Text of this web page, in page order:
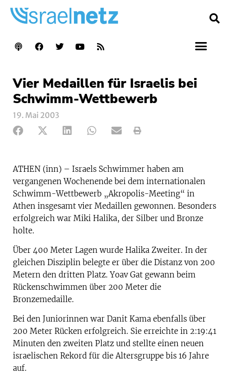
Vier Medaillen für Israelis bei
Schwimm-Wettbewerb
19. Mai 2003
ATHEN (inn) – Israels Schwimmer haben am
vergangenen Wochenende bei dem internationalen
Schwimm-Wettbewerb „Akropolis-Meeting“ in
Athen insgesamt vier Medaillen gewonnen. Besonders
erfolgreich war Miki Halika, der Silber und Bronze
holte.
Über 400 Meter Lagen wurde Halika Zweiter. In der
gleichen Disziplin belegte er über die Distanz von 200
Metern den dritten Platz. Yoav Gat gewann beim
Rückenschwimmen über 200 Meter die
Bronzemedaille.
Bei den Juniorinnen war Danit Kama ebenfalls über
200 Meter Rücken erfolgreich. Sie erreichte in 2:19:41
Minuten den zweiten Platz und stellte einen neuen
israelischen Rekord für die Altersgruppe bis 16 Jahre
auf.